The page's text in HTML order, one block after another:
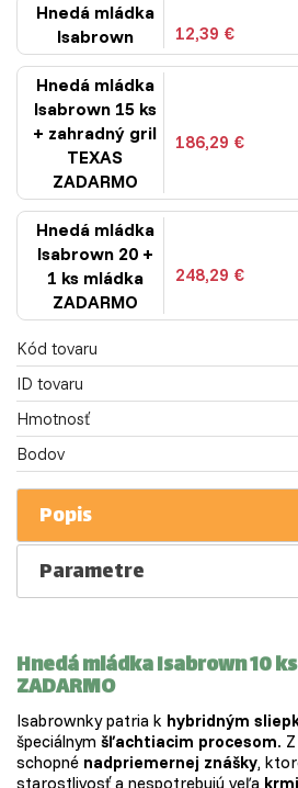
Hnedá mládka
Isabrown
12,39 €
Hnedá mládka
Isabrown 15 ks
+ zahradný gril
TEXAS
ZADARMO
186,29 €
Hnedá mládka
Isabrown 20 +
1 ks mládka
ZADARMO
248,29 €
Kód tovaru
ID tovaru
Hmotnosť
Bodov
Popis
Parametre
Hnedá mládka Isabrown 10
ZADARMO
Isabrownky patria k hybridným
špeciálnym šľachtiacim procesom.
schopné nadpriemernej znášky,
starostlivosť a nespotrebujú veľa